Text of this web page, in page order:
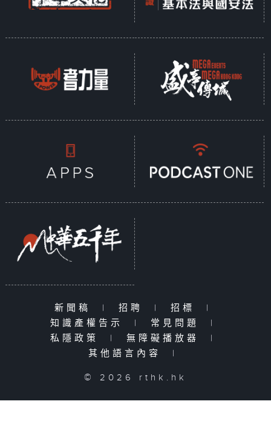
新聞稿 | 招聘 | 招標
|
知識產權告示
| 常見問題
|
私隱政策
| 無障礙播放器
|
其他語言內容
|
© 2026 rthk.hk